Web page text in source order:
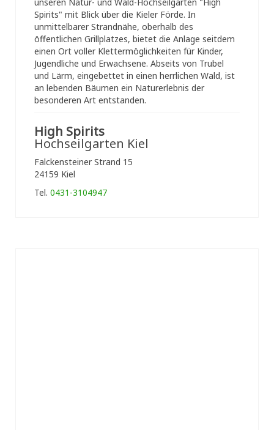
Spirits" mit Blick über die Kieler Förde. In
unmittelbarer Strandnähe, oberhalb des
öffentlichen Grillplatzes, bietet die Anlage seitdem
einen Ort voller Klettermöglichkeiten für Kinder,
Jugendliche und Erwachsene. Abseits von Trubel
und Lärm, eingebettet in einen herrlichen Wald, ist
an lebenden Bäumen ein Naturerlebnis der
besonderen Art entstanden.
High Spirits
Hochseilgarten Kiel
Falckensteiner Strand 15
24159 Kiel
Tel. 0431-3104947